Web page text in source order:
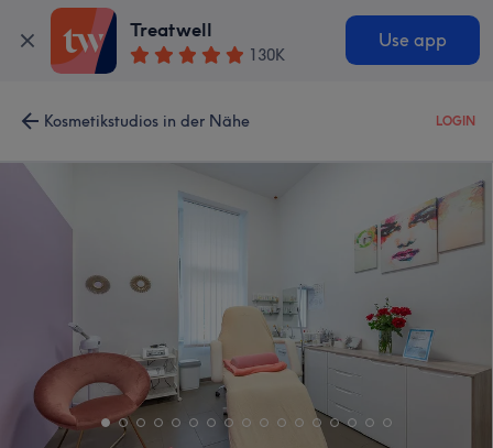
Treatwell
130K
Use app
Kosmetikstudios in der Nähe LOGIN